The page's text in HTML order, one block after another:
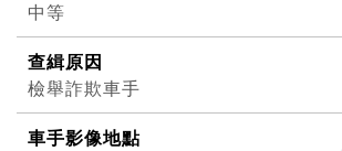
中等
查緝原因
檢舉詐欺車手
車手影像地點